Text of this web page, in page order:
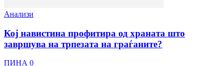
Анализи
Кој навистина профитира од храната што
завршува на трпезата на граѓаните?
ПИНА 0